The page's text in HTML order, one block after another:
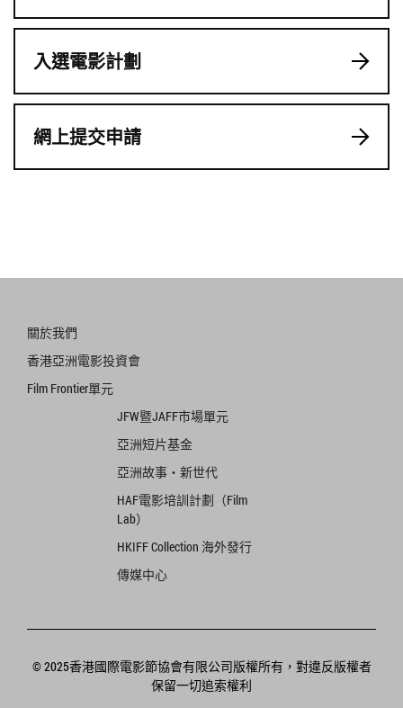
入選電影計劃
網上提交申請
關於我們
香港亞洲電影投資會
Film Frontier單元
JFW暨JAFF市場單元
亞洲短片基金
亞洲故事‧新世代
HAF電影培訓計劃（Film
Lab）
HKIFF Collection 海外發行
傳媒中心
© 2025香港國際電影節協會有限公司版權所有，對違反版權者
保留一切追索權利